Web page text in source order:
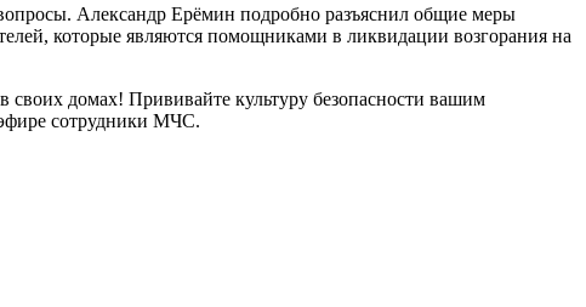
Александр Ерёмин подробно разъяснил общие меры
которые являются помощниками в ликвидации возгорания на
своих домах! Прививайте культуру безопасности вашим
сотрудники МЧС.